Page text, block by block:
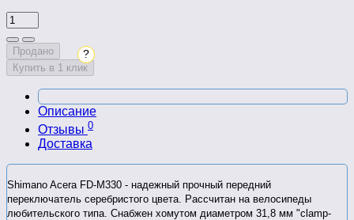
Продано
Купить в 1 клик
?
Описание
Отзывы 0
Доставка
Shimano Acera FD-M330 - надежный прочный передний
переключатель серебристого цвета. Рассчитан на велосипеды
любительского типа. Снабжен хомутом диаметром 31,8 мм "clamp-